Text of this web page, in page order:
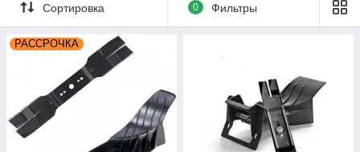
Сортировка 0 Фильтры
РАССРОЧКА